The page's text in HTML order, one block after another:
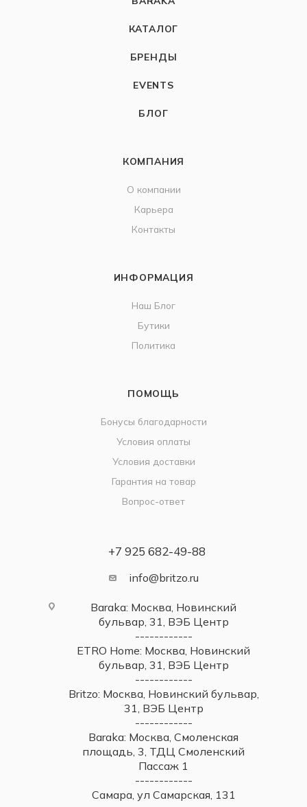
КАТАЛОГ
БРЕНДЫ
EVENTS
БЛОГ
КОМПАНИЯ
О компании
Карьера
Контакты
ИНФОРМАЦИЯ
Наш Блог
Бутики
Политика
ПОМОЩЬ
Бонусы благодарности
Условия оплаты
Условия доставки
Гарантия на товар
Вопрос-ответ
+7 925 682-49-88
info@britzo.ru
Baraka: Москва, Новинский
бульвар, 31, ВЭБ Центр
------------
ETRO Home: Москва, Новинский
бульвар, 31, ВЭБ Центр
------------
Britzo: Москва, Новинский бульвар,
31, ВЭБ Центр
------------
Baraka: Москва, Смоленская
площадь, 3, ТДЦ Смоленский
Пассаж 1
------------
Самара, ул Самарская, 131